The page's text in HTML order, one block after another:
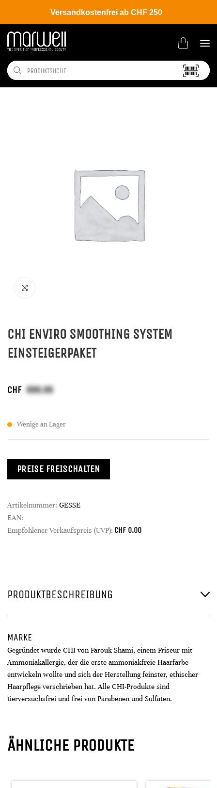
Versandkostenfrei ab CHF 250
Shop Brands CHI Enviro
CHI ENVIRO SMOOTHING SYSTEM
EINSTEIGERPAKET
CHF
Wenige an Lager
PREISE FREISCHALTEN
Artikelnummer: GESSE
EAN:
Empfohlener Verkaufspreis (UVP): CHF 0.00
PRODUKTBESCHREIBUNG
MARKE
Gegründet wurde CHI von Farouk Shami, einem Friseur mit
Ammoniakallergie, der die erste ammoniakfreie Haarfarbe
entwickeln wollte und sich der Herstellung feinster, ethischer
Haarpflege verschrieben hat. Alle CHI-Produkte sind
tierversuchsfrei und frei von Parabenen und Sulfaten.
ÄHNLICHE PRODUKTE